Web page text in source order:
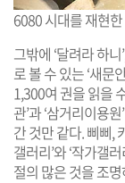
6080 시대를 재현
그밖에 ‘달려라 하
로 볼 수 있는 ‘새문
1,300여 권을 읽을
관’과 ‘삼거리이용
간 것만 같다. 삐삐,
갤러리’와 ‘작가갤
절의 많은 것을 조